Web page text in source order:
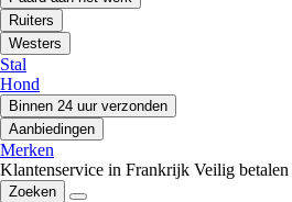
Ruiters
Westers
Stal
Hond
Binnen 24 uur verzonden
Aanbiedingen
Merken
Klantenservice in Frankrijk Veilig betalen
Zoeken